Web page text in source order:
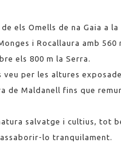
els Omells de na Gaia a
i Rocallaura amb 560
els 800 m la Serra.
per les altures
de Maldanell fins que
salvatge i cultius, tot
lo tranquilament.